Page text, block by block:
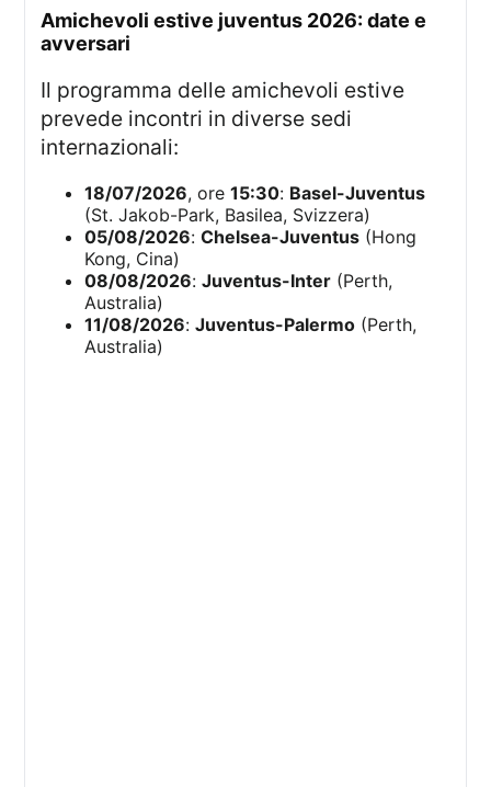
amichevoli estive juventus 2026: date e
avversari
Il programma delle amichevoli estive
prevede incontri in diverse sedi
internazionali:
18/07/2026, ore15:30: Basel-Juventus
(St. Jakob-Park, Basilea, Svizzera)
05/08/2026:Chelsea-Juventus (Hong
Kong, Cina)
08/08/2026:Juventus-Inter (Perth,
Australia)
11/08/2026:Juventus-Palermo (Perth,
Australia)